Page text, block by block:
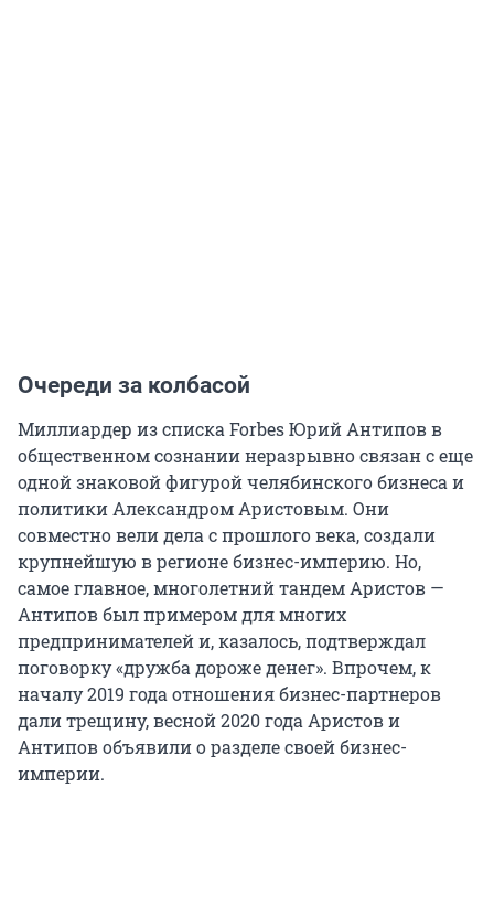
Очереди за колбасой
Миллиардер из списка Forbes Юрий Антипов в
общественном сознании неразрывно связан с еще
одной знаковой фигурой челябинского бизнеса и
политики Александром Аристовым. Они
совместно вели дела с прошлого века, создали
крупнейшую в регионе бизнес-империю. Но,
самое главное, многолетний тандем Аристов —
Антипов был примером для многих
предпринимателей и, казалось, подтверждал
поговорку «дружба дороже денег». Впрочем, к
началу 2019 года отношения бизнес-партнеров
дали трещину, весной 2020 года Аристов и
Антипов объявили о разделе своей бизнес-
империи.